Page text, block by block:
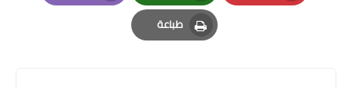
Pinterest
Whatsapp
Email
طباعة
Print